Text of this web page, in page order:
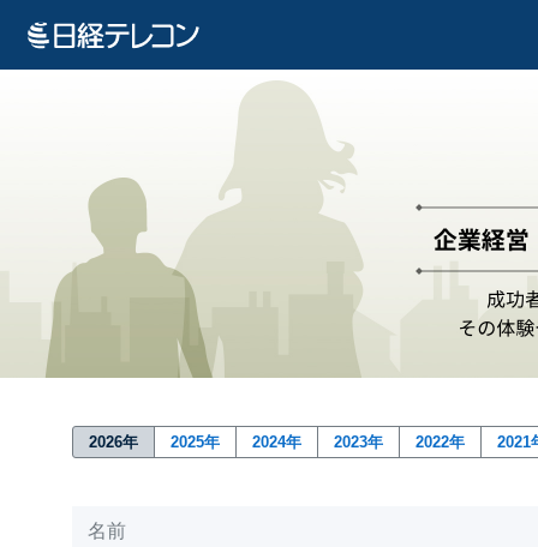
2026年 2025年 2024年 2023年 2022年 2021
名前